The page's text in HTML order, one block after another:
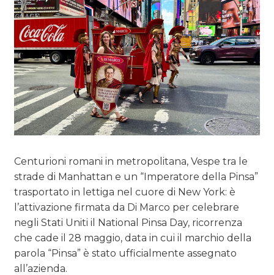
Centurioni romani in metropolitana, Vespe tra le
strade di Manhattan e un “Imperatore della Pinsa”
trasportato in lettiga nel cuore di New York: è
l’attivazione firmata da Di Marco per celebrare
negli Stati Uniti il National Pinsa Day, ricorrenza
che cade il 28 maggio, data in cui il marchio della
parola “Pinsa” è stato ufficialmente assegnato
all’azienda.